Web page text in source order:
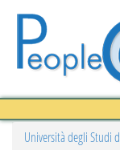
Università degli Studi